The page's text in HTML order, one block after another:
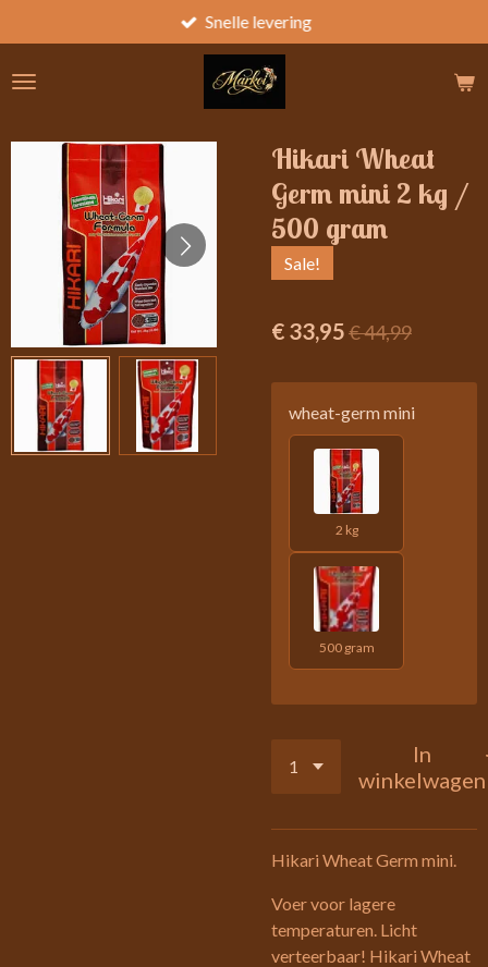
direct
naar
Snelle levering
Hikari Wheat
Germ mini 2 kg /
500 gram
Sale!
€ 33,95€ 44,99
wheat-germ mini
2 kg
500 gram
In
winkelwagen
Hikari Wheat Germ mini.
Voer voor lagere
temperaturen. Licht
verteerbaar! Hikari Wheat